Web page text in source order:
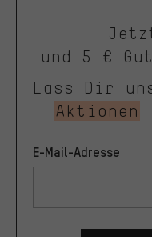
und 5 €
Lass Dir
Aktionen
E-Mail-Adresse